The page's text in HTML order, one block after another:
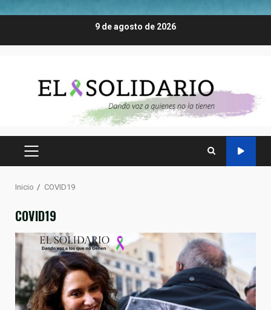
9 de agosto de 2026
MENÚ
Inicio COVID19
COVID19